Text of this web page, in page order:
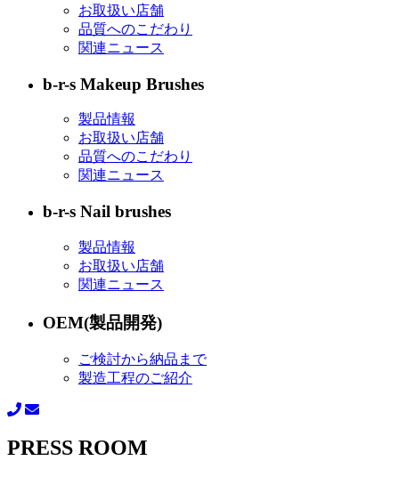
お取扱い店舗
品質へのこだわり
関連ニュース
b-r-s Makeup Brushes
製品情報
お取扱い店舗
品質へのこだわり
関連ニュース
b-r-s Nail brushes
製品情報
お取扱い店舗
関連ニュース
OEM(製品開発)
ご検討から納品まで
製造工程のご紹介
PRESS ROOM